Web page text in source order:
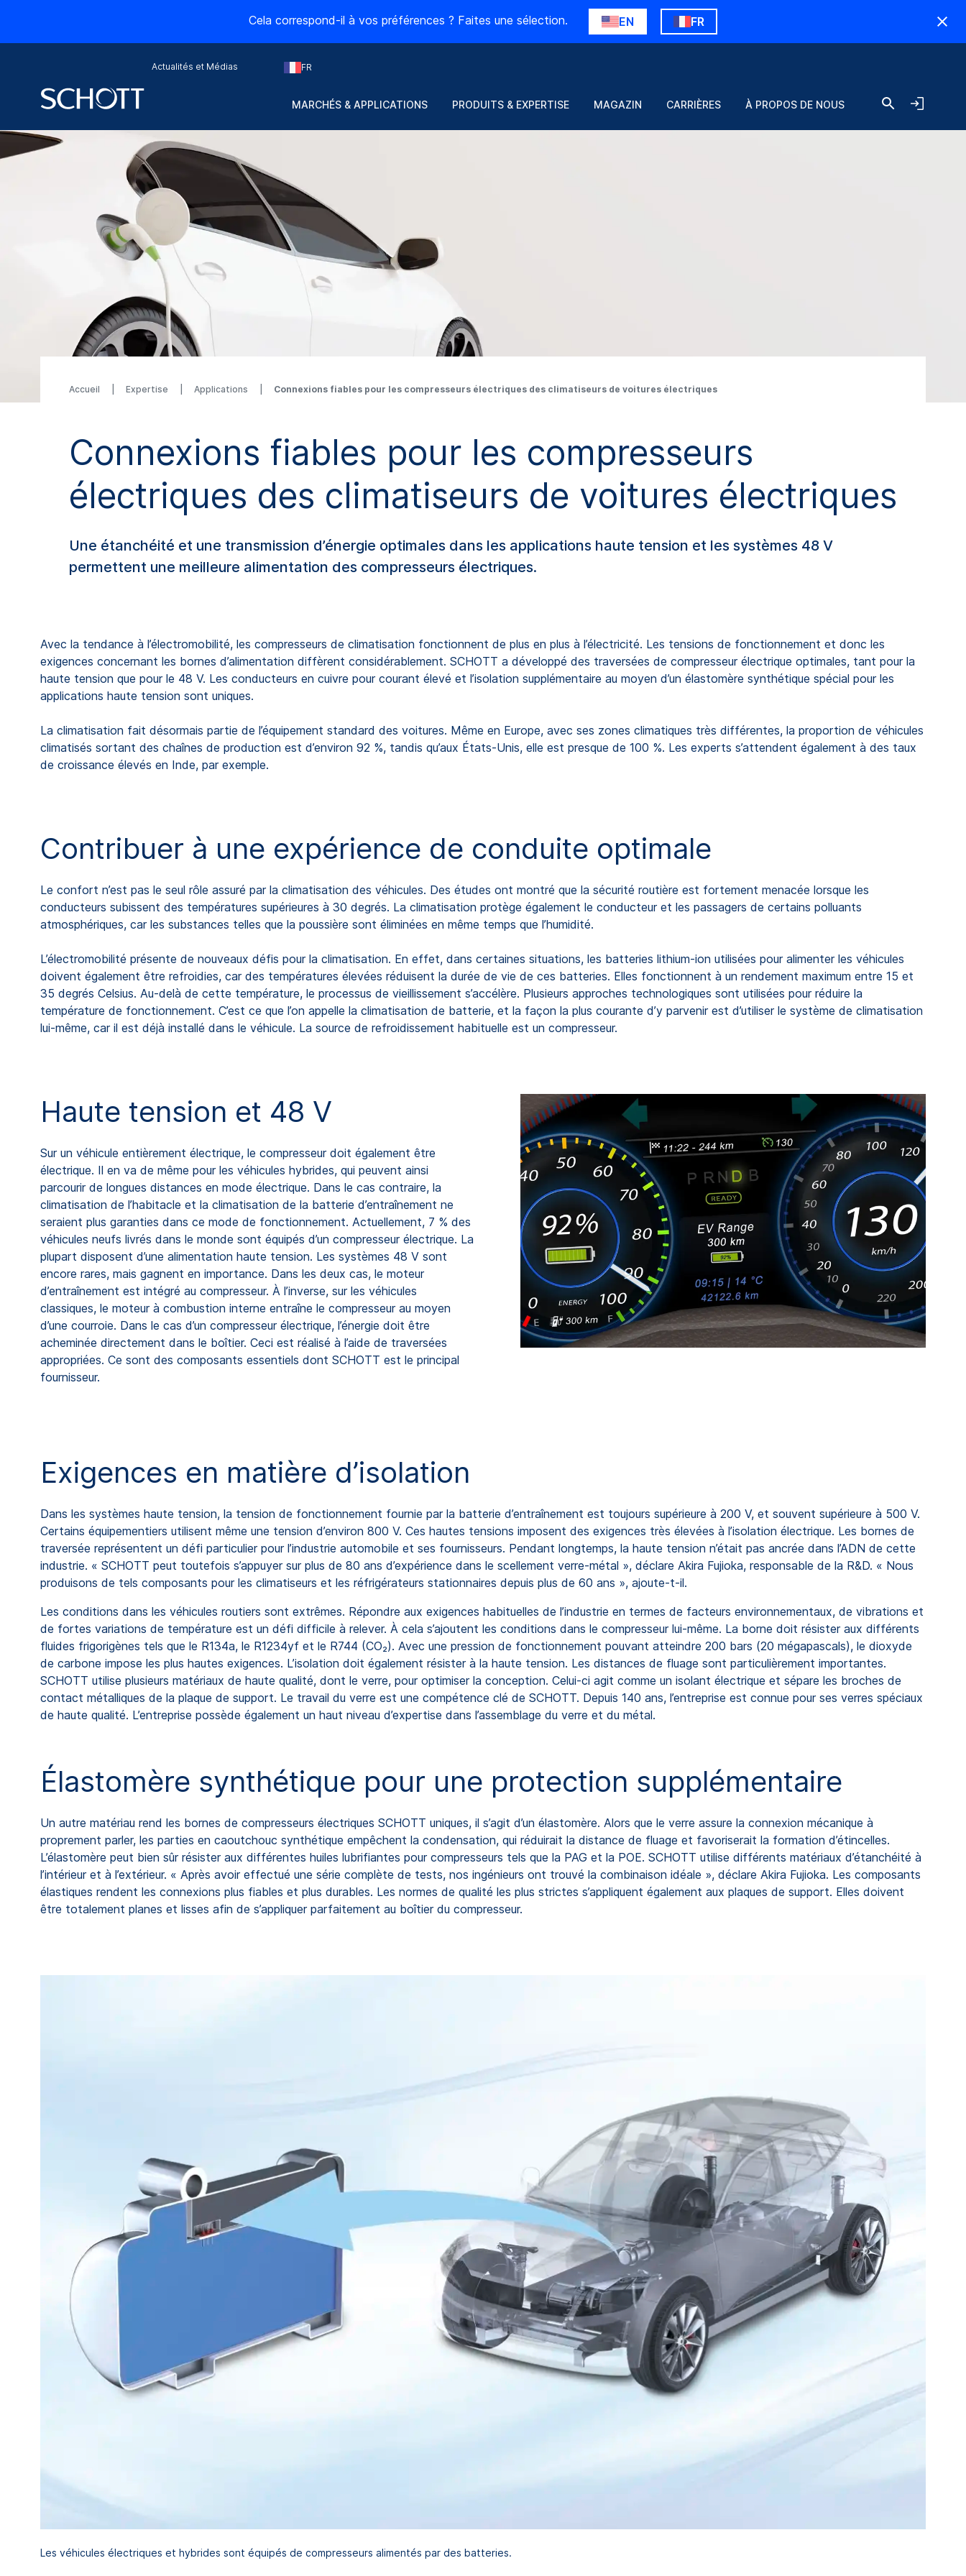
Cela correspond-il à vos préférences ? Faites une sélection. EN FR
Actualités et Médias FR
MARCHÉS & APPLICATIONS PRODUITS & EXPERTISE MAGAZIN CARRIÈRES À PROPOS DE NOUS
Accueil Expertise Applications Connexions fiables pour les compresseurs électriques des climatiseurs de voitures électriques
Connexions fiables pour les compresseurs
électriques des climatiseurs de voitures électriques
Une étanchéité et une transmission d’énergie optimales dans les applications haute tension et les systèmes 48 V
permettent une meilleure alimentation des compresseurs électriques.
Avec la tendance à l’électromobilité, les compresseurs de climatisation fonctionnent de plus en plus à l’électricité. Les tensions de fonctionnement et donc les
exigences concernant les bornes d’alimentation diffèrent considérablement. SCHOTT a développé des traversées de compresseur électrique optimales, tant pour la
haute tension que pour le 48 V. Les conducteurs en cuivre pour courant élevé et l’isolation supplémentaire au moyen d’un élastomère synthétique spécial pour les
applications haute tension sont uniques.
La climatisation fait désormais partie de l’équipement standard des voitures. Même en Europe, avec ses zones climatiques très différentes, la proportion de véhicules
climatisés sortant des chaînes de production est d’environ 92 %, tandis qu’aux États-Unis, elle est presque de 100 %. Les experts s’attendent également à des taux
de croissance élevés en Inde, par exemple.
Contribuer à une expérience de conduite optimale
Le confort n’est pas le seul rôle assuré par la climatisation des véhicules. Des études ont montré que la sécurité routière est fortement menacée lorsque les
conducteurs subissent des températures supérieures à 30 degrés. La climatisation protège également le conducteur et les passagers de certains polluants
atmosphériques, car les substances telles que la poussière sont éliminées en même temps que l’humidité.
L’électromobilité présente de nouveaux défis pour la climatisation. En effet, dans certaines situations, les batteries lithium-ion utilisées pour alimenter les véhicules
doivent également être refroidies, car des températures élevées réduisent la durée de vie de ces batteries. Elles fonctionnent à un rendement maximum entre 15 et
35 degrés Celsius. Au-delà de cette température, le processus de vieillissement s’accélère. Plusieurs approches technologiques sont utilisées pour réduire la
température de fonctionnement. C’est ce que l’on appelle la climatisation de batterie, et la façon la plus courante d’y parvenir est d’utiliser le système de climatisation
lui-même, car il est déjà installé dans le véhicule. La source de refroidissement habituelle est un compresseur.
Haute tension et 48 V
Sur un véhicule entièrement électrique, le compresseur doit également être
électrique. Il en va de même pour les véhicules hybrides, qui peuvent ainsi
parcourir de longues distances en mode électrique. Dans le cas contraire, la
climatisation de l’habitacle et la climatisation de la batterie d’entraînement ne
seraient plus garanties dans ce mode de fonctionnement. Actuellement, 7 % des
véhicules neufs livrés dans le monde sont équipés d’un compresseur électrique. La
plupart disposent d’une alimentation haute tension. Les systèmes 48 V sont
encore rares, mais gagnent en importance. Dans les deux cas, le moteur
d’entraînement est intégré au compresseur. À l’inverse, sur les véhicules
classiques, le moteur à combustion interne entraîne le compresseur au moyen
d’une courroie. Dans le cas d’un compresseur électrique, l’énergie doit être
acheminée directement dans le boîtier. Ceci est réalisé à l’aide de traversées
appropriées. Ce sont des composants essentiels dont SCHOTT est le principal
fournisseur.
Exigences en matière d’isolation
Dans les systèmes haute tension, la tension de fonctionnement fournie par la batterie d’entraînement est toujours supérieure à 200 V, et souvent supérieure à 500 V.
Certains équipementiers utilisent même une tension d’environ 800 V. Ces hautes tensions imposent des exigences très élevées à l’isolation électrique. Les bornes de
traversée représentent un défi particulier pour l’industrie automobile et ses fournisseurs. Pendant longtemps, la haute tension n’était pas ancrée dans l’ADN de cette
industrie. « SCHOTT peut toutefois s’appuyer sur plus de 80 ans d’expérience dans le scellement verre-métal », déclare Akira Fujioka, responsable de la R&D. « Nous
produisons de tels composants pour les climatiseurs et les réfrigérateurs stationnaires depuis plus de 60 ans », ajoute-t-il.
Les conditions dans les véhicules routiers sont extrêmes. Répondre aux exigences habituelles de l’industrie en termes de facteurs environnementaux, de vibrations et
de fortes variations de température est un défi difficile à relever. À cela s’ajoutent les conditions dans le compresseur lui-même. La borne doit résister aux différents
fluides frigorigènes tels que le R134a, le R1234yf et le R744 (CO₂). Avec une pression de fonctionnement pouvant atteindre 200 bars (20 mégapascals), le dioxyde
de carbone impose les plus hautes exigences. L’isolation doit également résister à la haute tension. Les distances de fluage sont particulièrement importantes.
SCHOTT utilise plusieurs matériaux de haute qualité, dont le verre, pour optimiser la conception. Celui-ci agit comme un isolant électrique et sépare les broches de
contact métalliques de la plaque de support. Le travail du verre est une compétence clé de SCHOTT. Depuis 140 ans, l’entreprise est connue pour ses verres spéciaux
de haute qualité. L’entreprise possède également un haut niveau d’expertise dans l’assemblage du verre et du métal.
Élastomère synthétique pour une protection supplémentaire
Un autre matériau rend les bornes de compresseurs électriques SCHOTT uniques, il s’agit d’un élastomère. Alors que le verre assure la connexion mécanique à
proprement parler, les parties en caoutchouc synthétique empêchent la condensation, qui réduirait la distance de fluage et favoriserait la formation d’étincelles.
L’élastomère peut bien sûr résister aux différentes huiles lubrifiantes pour compresseurs tels que la PAG et la POE. SCHOTT utilise différents matériaux d’étanchéité à
l’intérieur et à l’extérieur. « Après avoir effectué une série complète de tests, nos ingénieurs ont trouvé la combinaison idéale », déclare Akira Fujioka. Les composants
élastiques rendent les connexions plus fiables et plus durables. Les normes de qualité les plus strictes s’appliquent également aux plaques de support. Elles doivent
être totalement planes et lisses afin de s’appliquer parfaitement au boîtier du compresseur.
Les véhicules électriques et hybrides sont équipés de compresseurs alimentés par des batteries.